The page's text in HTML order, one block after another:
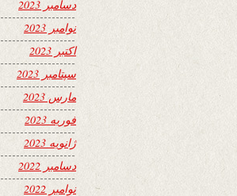
دسامبر 2023
نوامبر 2023
اکتبر 2023
سپتامبر 2023
مارس 2023
فوریه 2023
ژانویه 2023
دسامبر 2022
نوامبر 2022